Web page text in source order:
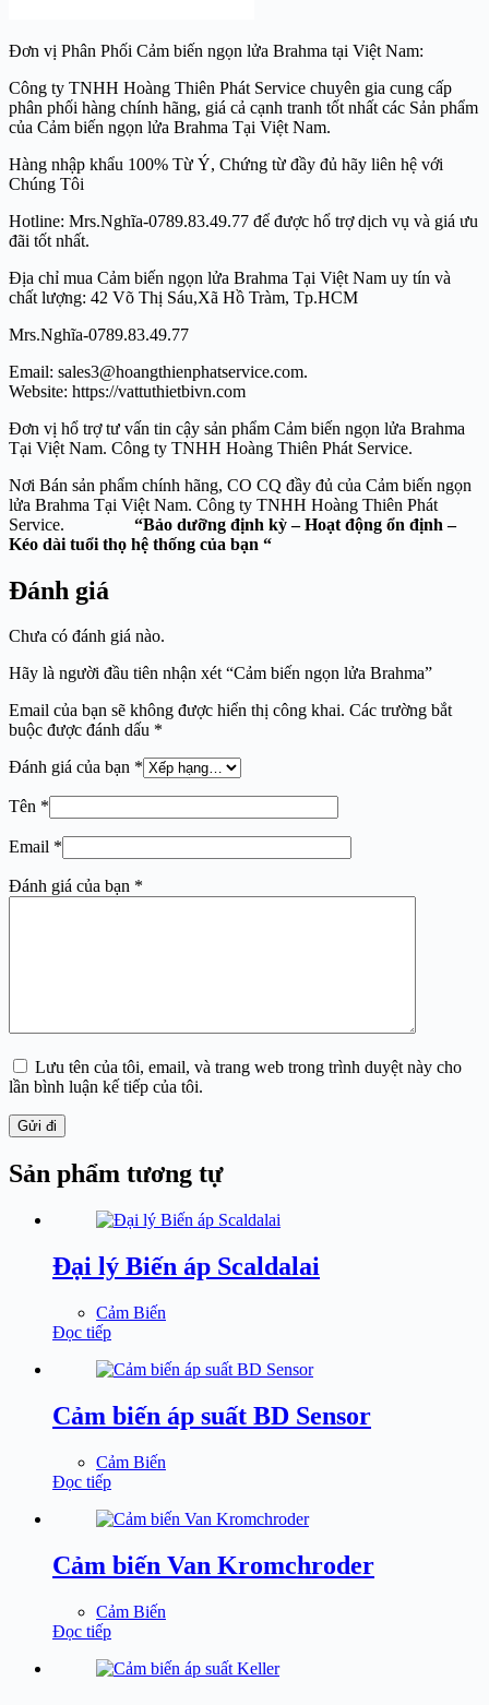
Đơn vị Phân Phối Cảm biến ngọn lửa Brahma tại Việt Nam:
Công ty TNHH Hoàng Thiên Phát Service chuyên gia cung cấp
phân phối hàng chính hãng, giá cả cạnh tranh tốt nhất các Sản phẩm
của Cảm biến ngọn lửa Brahma Tại Việt Nam.
Hàng nhập khẩu 100% Từ Ý, Chứng từ đầy đủ hãy liên hệ với
Chúng Tôi
Hotline: Mrs.Nghĩa-0789.83.49.77 để được hổ trợ dịch vụ và giá ưu
đãi tốt nhất.
Địa chỉ mua Cảm biến ngọn lửa Brahma Tại Việt Nam uy tín và
chất lượng: 42 Võ Thị Sáu,Xã Hồ Tràm, Tp.HCM
Mrs.Nghĩa-0789.83.49.77
Email: sales3@hoangthienphatservice.com.
Website: https://vattuthietbivn.com
Đơn vị hổ trợ tư vấn tin cậy sản phẩm Cảm biến ngọn lửa Brahma
Tại Việt Nam. Công ty TNHH Hoàng Thiên Phát Service.
Nơi Bán sản phẩm chính hãng, CO CQ đầy đủ của Cảm biến ngọn
lửa Brahma Tại Việt Nam. Công ty TNHH Hoàng Thiên Phát
Service.
“Bảo dưỡng định kỳ – Hoạt động ổn định –
Kéo dài tuổi thọ hệ thống của bạn “
Đánh giá
Chưa có đánh giá nào.
Hãy là người đầu tiên nhận xét “Cảm biến ngọn lửa Brahma”
Email của bạn sẽ không được hiển thị công khai. Các trường bắt
buộc được đánh dấu *
Đánh giá của bạn *
Tên *
Email *
Đánh giá của bạn *
Lưu tên của tôi, email, và trang web trong trình duyệt này cho
lần bình luận kế tiếp của tôi.
Gửi đi
Sản phẩm tương tự
Đại lý Biến áp Scaldalai
Cảm Biến
Đọc tiếp
Cảm biến áp suất BD Sensor
Cảm Biến
Đọc tiếp
Cảm biến Van Kromchroder
Cảm Biến
Đọc tiếp